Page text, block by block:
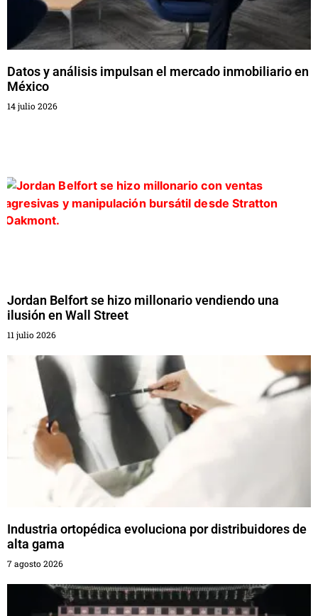
Datos y análisis impulsan el mercado inmobiliario en
México
14 julio 2026
Jordan Belfort se hizo millonario vendiendo una
ilusión en Wall Street
11 julio 2026
Industria ortopédica evoluciona por distribuidores de
alta gama
7 agosto 2026